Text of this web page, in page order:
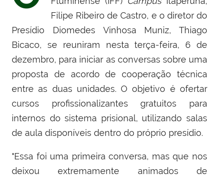
Filipe Ribeiro de Castro, e o diretor do
Presídio Diomedes Vinhosa Muniz, Thiago
Bicaco, se reuniram nesta terça-feira, 6 de
dezembro, para iniciar as conversas sobre uma
proposta de acordo de cooperação técnica
entre as duas unidades. O objetivo é ofertar
cursos profissionalizantes gratuitos para
internos do sistema prisional, utilizando salas
de aula disponíveis dentro do próprio presídio.
"Essa foi uma primeira conversa, mas que nos
deixou extremamente animados de